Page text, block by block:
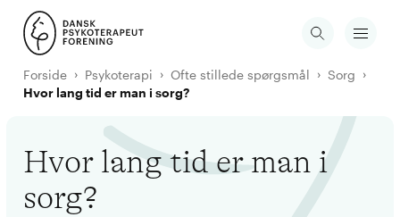
Forside Psykoterapi Ofte stillede spørgsmål
Sorg
Hvor lang tid er man i sorg?
Hvor lang tid er man i
sorg?